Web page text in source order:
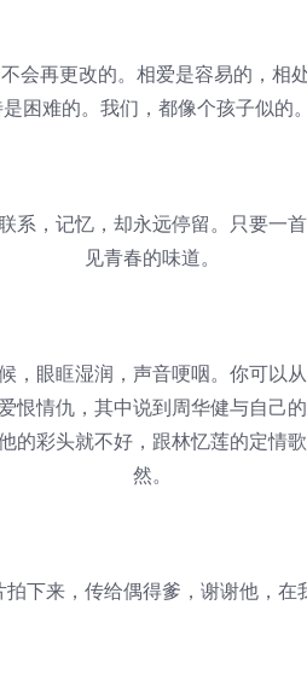
再更改的。相爱是容易的，相
困难的。我们，都像个孩子似的
，记忆，却永远停留。只要一
见青春的味道。
眼眶湿润，声音哽咽。你可以
恨情仇，其中说到周华健与自己
的彩头就不好，跟林忆莲的定情
然。
来，传给偶得爹，谢谢他，在